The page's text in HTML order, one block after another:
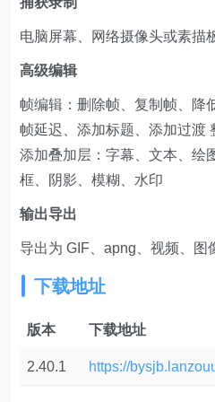
电脑屏幕、网络摄像头或素描
高级编辑
帧编辑：删除帧、复制帧、降
帧延迟、添加标题、添加过渡
添加叠加层：字幕、文本、绘
框、阴影、模糊、水印
输出导出
导出为 GIF、apng、视频、图
下载地址
版本 下载地址
2.40.1 https://